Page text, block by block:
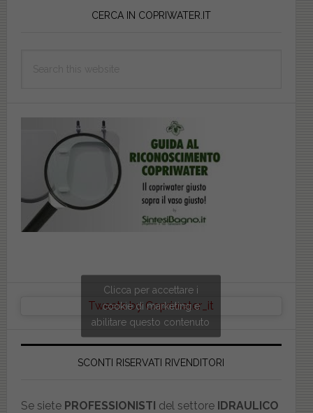
CERCA IN COPRIWATER.IT
Tweets by Copriwater_it
Clicca per accettare i
cookie di marketing e
abilitare questo contenuto
SCONTI RISERVATI RIVENDITORI
Se siete PROFESSIONISTI del settore IDRAULICO